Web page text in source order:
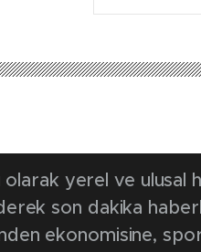
yerel ve ulusal
son dakika
ekonomisine,